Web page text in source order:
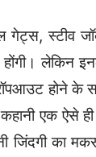
स्टीव
होंगी। लेकिन
होने के
एक ऐसे ही
जिंदगी का